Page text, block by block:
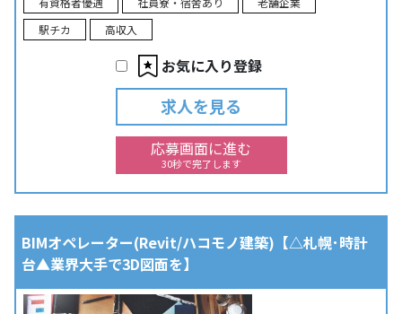
駅チカ
高収入
お気に入り登録
求人を見る
応募画面に進む
30秒で完了します
BIMオペレーター(Revit/ハコモノ建築)【△札幌･時計
台▲業界大手で3D図面を】